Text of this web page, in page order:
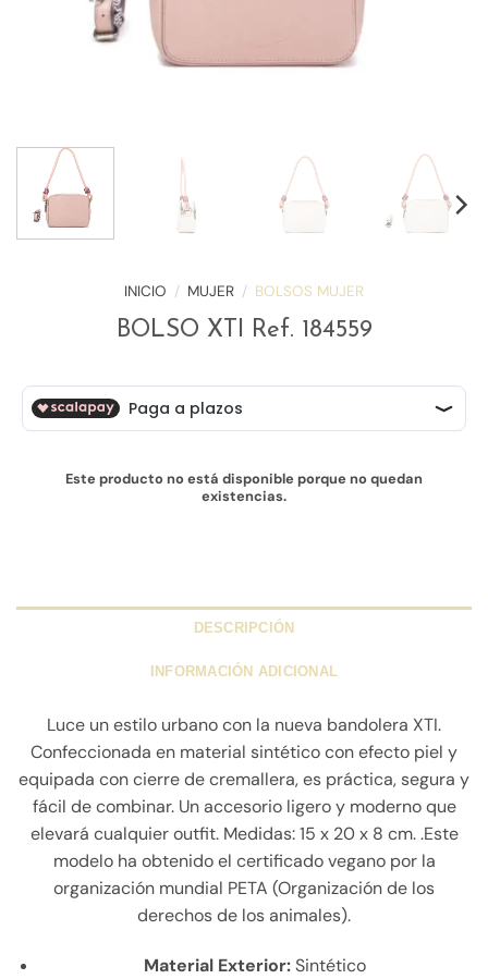
INICIO / MUJER / BOLSOS MUJER
BOLSO XTI Ref. 184559
Este producto no está disponible porque no quedan
existencias.
DESCRIPCIÓN
INFORMACIÓN ADICIONAL
Luce un estilo urbano con la nueva bandolera XTI.
Confeccionada en material sintético con efecto piel y
equipada con cierre de cremallera, es práctica, segura y
fácil de combinar. Un accesorio ligero y moderno que
elevará cualquier outfit. Medidas: 15 x 20 x 8 cm. .Este
modelo ha obtenido el certificado vegano por la
organización mundial PETA (Organización de los
derechos de los animales).
Material Exterior:Sintético